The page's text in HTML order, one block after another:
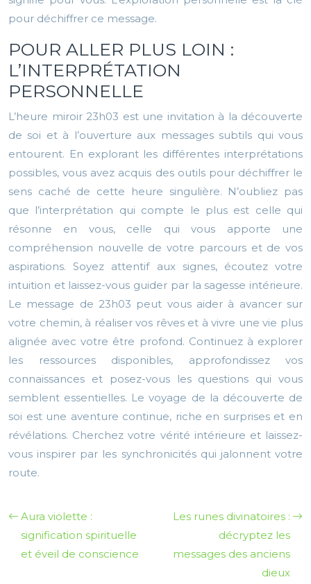
pour déchiffrer ce message.
POUR ALLER PLUS LOIN :
L’INTERPRÉTATION
PERSONNELLE
L’heure miroir 23h03 est une invitation à la découverte
de soi et à l’ouverture aux messages subtils qui vous
entourent. En explorant les différentes interprétations
possibles, vous avez acquis des outils pour déchiffrer le
sens caché de cette heure singulière. N’oubliez pas
que l’interprétation qui compte le plus est celle qui
résonne en vous, celle qui vous apporte une
compréhension nouvelle de votre parcours et de vos
aspirations. Soyez attentif aux signes, écoutez votre
intuition et laissez-vous guider par la sagesse intérieure.
Le message de 23h03 peut vous aider à avancer sur
votre chemin, à réaliser vos rêves et à vivre une vie plus
alignée avec votre être profond. Continuez à explorer
les ressources disponibles, approfondissez vos
connaissances et posez-vous les questions qui vous
semblent essentielles. Le voyage de la découverte de
soi est une aventure continue, riche en surprises et en
révélations. Cherchez votre vérité intérieure et laissez-
vous inspirer par les synchronicités qui jalonnent votre
route.
Aura violette :
signification spirituelle
et éveil de conscience
Les runes divinatoires :
décryptez les
messages des anciens
dieux